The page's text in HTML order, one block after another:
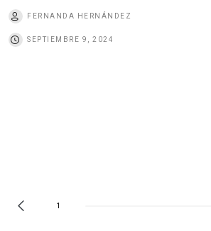
FERNANDA HERNÁNDEZ
SEPTIEMBRE 9, 2024
1